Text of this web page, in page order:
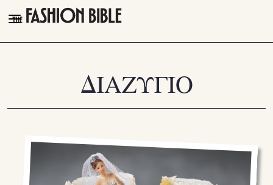
THE FASHION BIBLE
PLEASURES
VIDEOS
ΔΙΑΖΥΓΙΟ